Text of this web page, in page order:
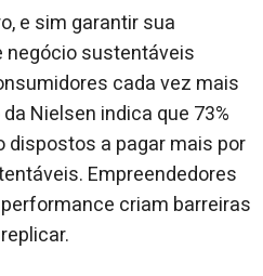
e sim garantir sua
negócio sustentáveis
cada vez mais
Nielsen indica que 73%
a pagar mais por
Empreendedores
criam barreiras